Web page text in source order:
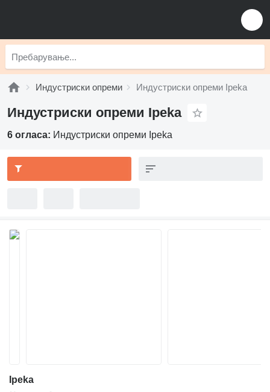
Индустриски опреми Индустриски опреми Ipeka
Индустриски опреми Ipeka
6 огласа: Индустриски опреми Ipeka
Ipeka